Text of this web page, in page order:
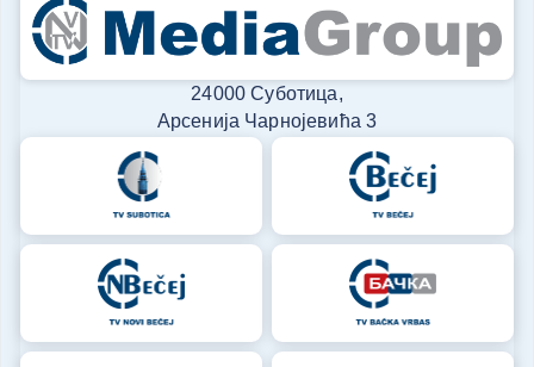
24000 Суботица,
Арсенија Чарнојевића 3